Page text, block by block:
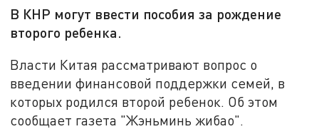
В КНР могут ввести пособия за рождение
второго ребенка.
Власти Китая рассматривают вопрос о
введении финансовой поддержки семей, в
которых родился второй ребенок. Об этом
сообщает газета "Жэньминь жибао".